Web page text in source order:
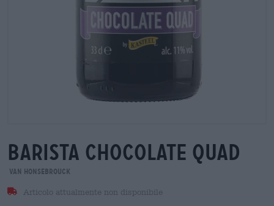
barista chocolate quad
Van Honsebrouck
Articolo attualmente non disponibile